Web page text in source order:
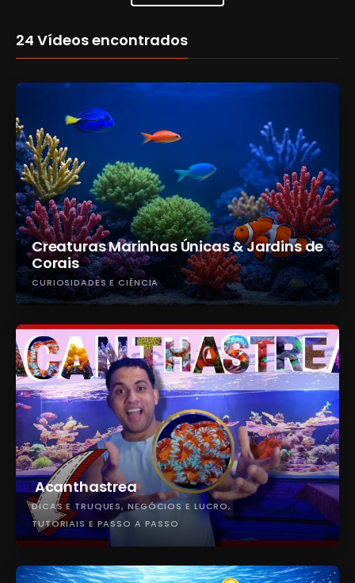
24 Vídeos encontrados
Creaturas Marinhas Únicas & Jardins de
Corais
CURIOSIDADES E CIÊNCIA
Acanthastrea
DICAS E TRUQUES NEGÓCIOS E LUCRO
TUTORIAIS E PASSO A PASSO